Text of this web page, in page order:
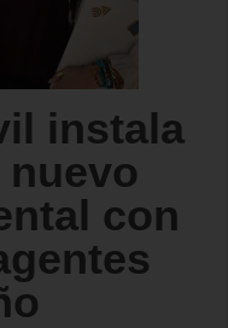
instala
con